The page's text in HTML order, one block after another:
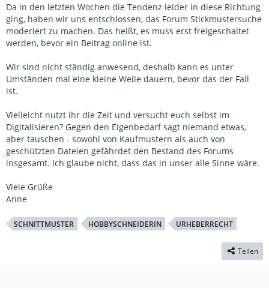
Da in den letzten Wochen die Tendenz leider in diese Richtung
ging, haben wir uns entschlossen, das Forum Stickmustersuche
moderiert zu machen. Das heißt, es muss erst freigeschaltet
werden, bevor ein Beitrag online ist.
Wir sind nicht ständig anwesend, deshalb kann es unter
Umständen mal eine kleine Weile dauern, bevor das der Fall
ist.
Vielleicht nutzt ihr die Zeit und versucht euch selbst im
Digitalisieren? Gegen den Eigenbedarf sagt niemand etwas,
aber tauschen - sowohl von Kaufmustern als auch von
geschützten Dateien gefährdet den Bestand des Forums
insgesamt. Ich glaube nicht, dass das in unser alle Sinne wäre.
Viele Grüße
Anne
SCHNITTMUSTER HOBBYSCHNEIDERIN URHEBERRECHT
Teilen